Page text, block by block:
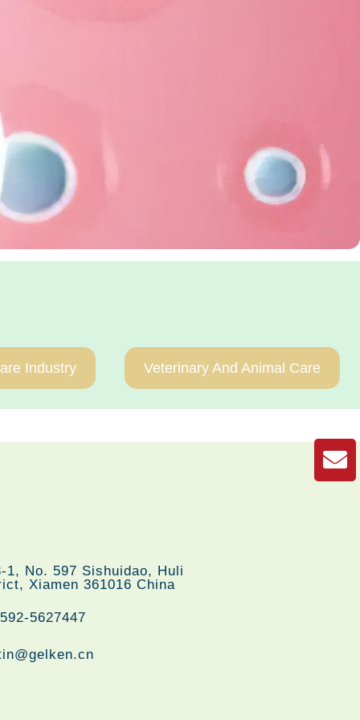
Industry Veterinary And Animal Care
1, No. 597 Sishuidao, Huli
Xiamen 361016 China
5627447